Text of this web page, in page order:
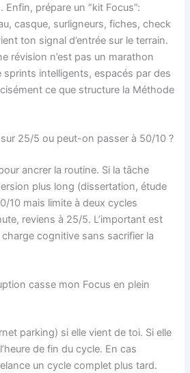
prépare un “kit Focus”:
casque, surligneurs, fiches, check
ton signal d’entrée sur le terrain.
révision n’est pas un marathon
sprints intelligents, espacés par des
ce que structure la Méthode
25/5 ou peut-on passer à 50/10 ?
ancrer la routine. Si la tâche
plus long (dissertation, étude
10 mais limite à deux cycles
reviens à 25/5. L’important est
charge cognitive sans sacrifier la
casse mon Focus en plein
parking) si elle vient de toi. Si elle
de fin du cycle. En cas
un cycle complet plus tard.